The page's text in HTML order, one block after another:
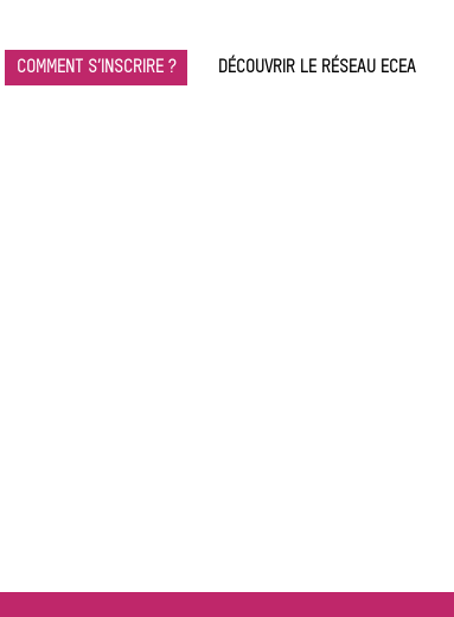
COMMENT S’INSCRIRE ? DÉCOUVRIR LE RÉSEAU ECEA